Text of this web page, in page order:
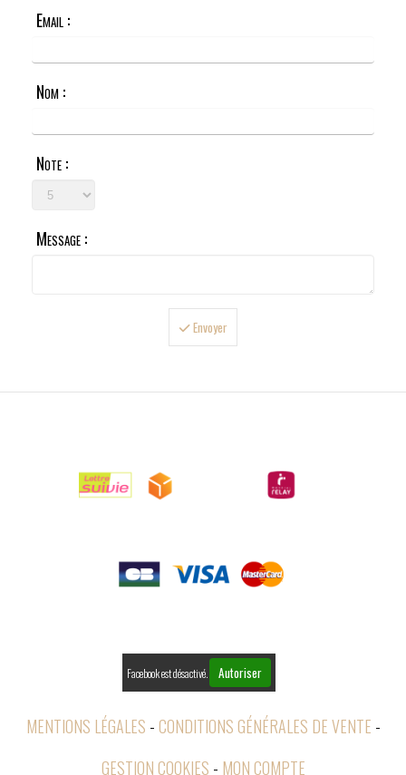
Email :
Nom :
Note :
Message :
Envoyer
Facebook est désactivé. Autoriser
MENTIONS LÉGALES CONDITIONS GÉNÉRALES DE VENTE
GESTION COOKIES
MON COMPTE